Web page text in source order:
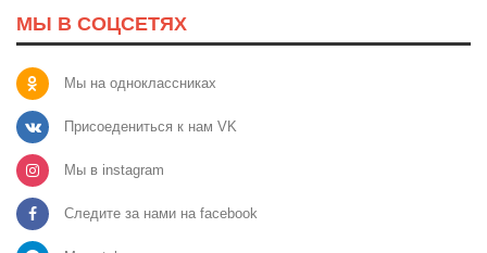
МЫ В СОЦСЕТЯХ
Мы на одноклассниках
Присоедениться к нам VK
Мы в instagram
Следите за нами на facebook